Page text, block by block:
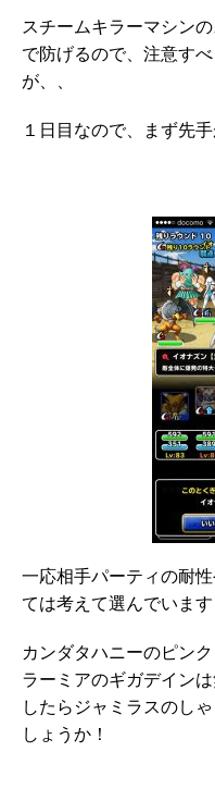
スチームキラーマシン
で防げるので、注意す
が、、
１日目なので、まず先
一応相手パーティの耐
ては考えて選んでいます
カンダタハニーのピン
ラーミアのギガデイン
したらジャミラスのし
しょうか！